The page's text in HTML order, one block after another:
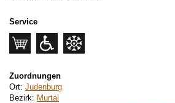
Service
Zuordnungen
Ort: Judenburg
Bezirk: Murtal